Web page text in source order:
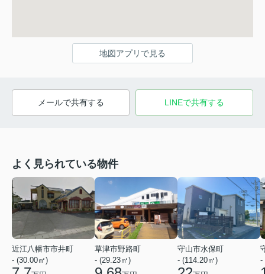
地図アプリで見る
メールで共有する LINEで共有する
よく見られている物件
近江八幡市市井町
- (30.00㎡)
草津市野路町
- (29.23㎡)
守山市水保町
- (114.20㎡)
-